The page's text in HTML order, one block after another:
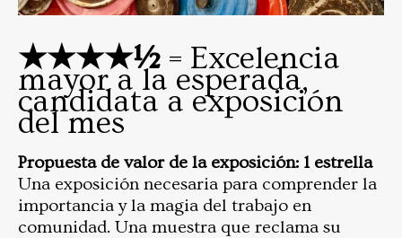
★★★★½ = Excelencia
mayor a la esperada,
candidata a exposición
del mes
Propuesta de valor de la exposición: 1 estrella
Una exposición necesaria para comprender la
importancia y la magia del trabajo en
comunidad. Una muestra que reclama su